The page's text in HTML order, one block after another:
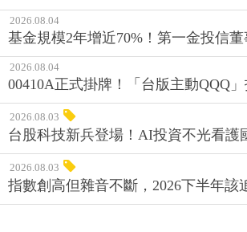
2026.08.04
基金規模2年增近70%！第一金投信
2026.08.04
00410A正式掛牌！「台版主動QQQ
2026.08.03
台股科技新兵登場！AI投資不光看護
2026.08.03
指數創高但雜音不斷，2026下半年